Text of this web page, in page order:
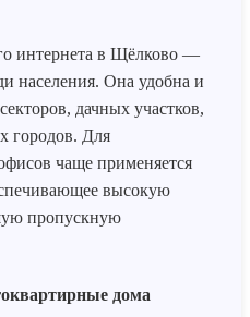
интернета в Щёлково —
населения. Она удобна и
дачных участков,
городов. Для
чаще применяется
высокую
пропускную
дома